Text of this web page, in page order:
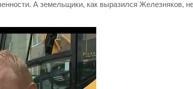
А земельщики, как выразился Железняков,